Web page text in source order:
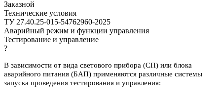
Заказной
Технические условия
ТУ 27.40.25-015-54762960-2025
Аварийный режим и функции управления
Тестирование и управление
?
В зависимости от вида светового прибора (СП) или блока
аварийного питания (БАП) применяются различные системы
запуска проведения тестирования и управления: